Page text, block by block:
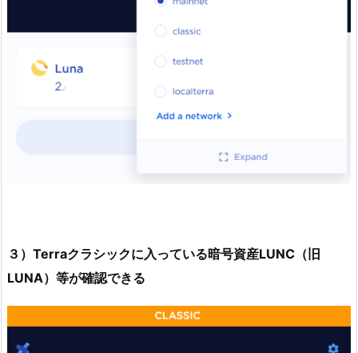
３）Terraクラシックに入っている暗号資産LUNC（旧
LUNA）等が確認できる